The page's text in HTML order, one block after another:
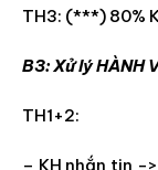
TH3: (***) 80%
B3: Xử lý HÀNH
TH1+2:
– KH nhắn tin -